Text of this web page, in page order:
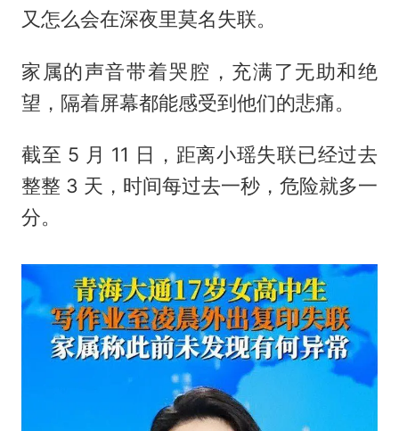
又怎么会在深夜里莫名失联。
家属的声音带着哭腔，充满了无助和绝
望，隔着屏幕都能感受到他们的悲痛。
截至 5 月 11 日，距离小瑶失联已经过去
整整 3 天，时间每过去一秒，危险就多一
分。